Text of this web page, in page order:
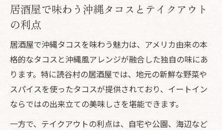
居酒屋で味わう沖縄タコスとテイクアウト
の利点
居酒屋で沖縄タコスを味わう魅力は、アメリカ由来の本
格的なタコスと沖縄風アレンジが融合した独自の味にあ
ります。特に読谷村の居酒屋では、地元の新鮮な野菜や
スパイスを使ったタコスが提供されており、イートイン
ならではの出来立ての美味しさを堪能できます。
一方で、テイクアウトの利点は、自宅や公園、海辺など